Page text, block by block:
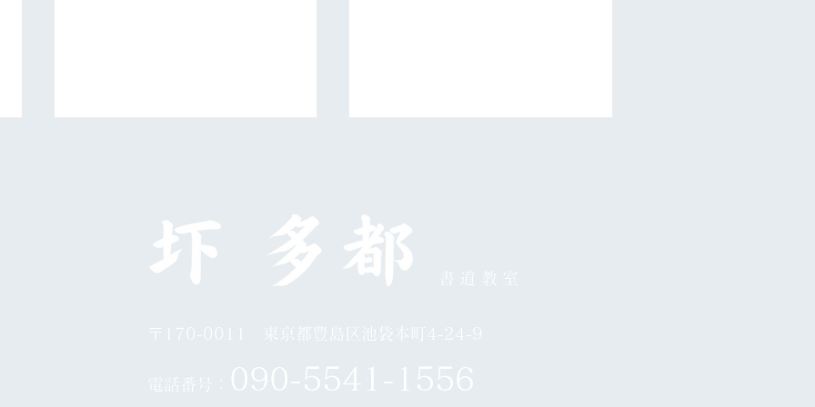
10月24日お休み
書道教室
〒170-0011 東京都豊島区池袋本町4-24-9
電話番号： 090-5541-1556